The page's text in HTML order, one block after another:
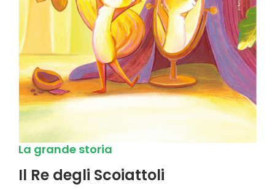
La grande storia
Il Re degli Scoiattoli